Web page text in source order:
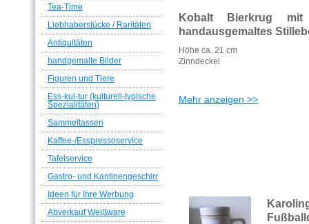
Tea-Time
Liebhaberstücke / Raritäten
Antiquitäten
handgemalte Bilder
Figuren und Tiere
Ess-kul-tur (kulturell-typische
Spezialitäten)
Sammeltassen
Kaffee-/Esspressoservice
Tafelservice
Gastro- und Kantinengeschirr
Ideen für Ihre Werbung
Abverkauf Weißware
Kobalt Bierkrug mit
handausgemaltes
Höhe ca. 21 cm
Zinndeckel
Mehr anzeigen >>